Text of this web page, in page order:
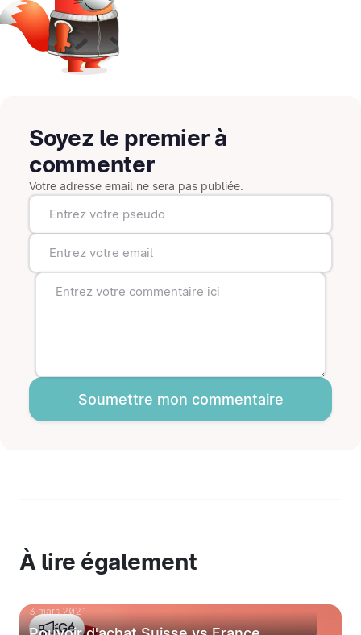
Soyez le premier à
commenter
Votre adresse email ne sera pas publiée.
Soumettre mon commentaire
À lire également
Gé
3 mars 2021